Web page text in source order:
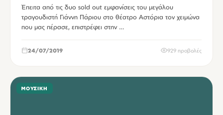
Έπειτα από τις δυο sold out εμφανίσεις του μεγάλου
τραγουδιστή Γιάννη Πάριου στο θέατρο Αστόρια τον χειμώνα
που μας πέρασε, επιστρέφει στην …
24/07/2019 929 προβολές
ΜΟΥΣΙΚΉ